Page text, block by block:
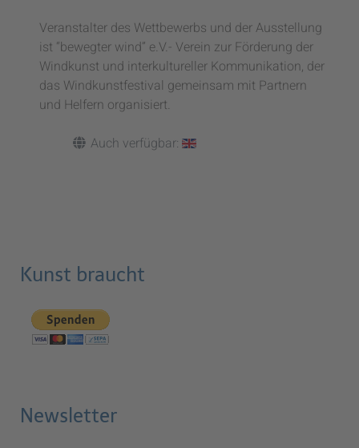
Veranstalter des Wettbewerbs und der Ausstellung
ist “bewegter wind” e.V.- Verein zur Förderung der
Windkunst und interkultureller Kommunikation, der
das Windkunstfestival gemeinsam mit Partnern
und Helfern organisiert.
Auch verfügbar:
Kunst braucht
Newsletter